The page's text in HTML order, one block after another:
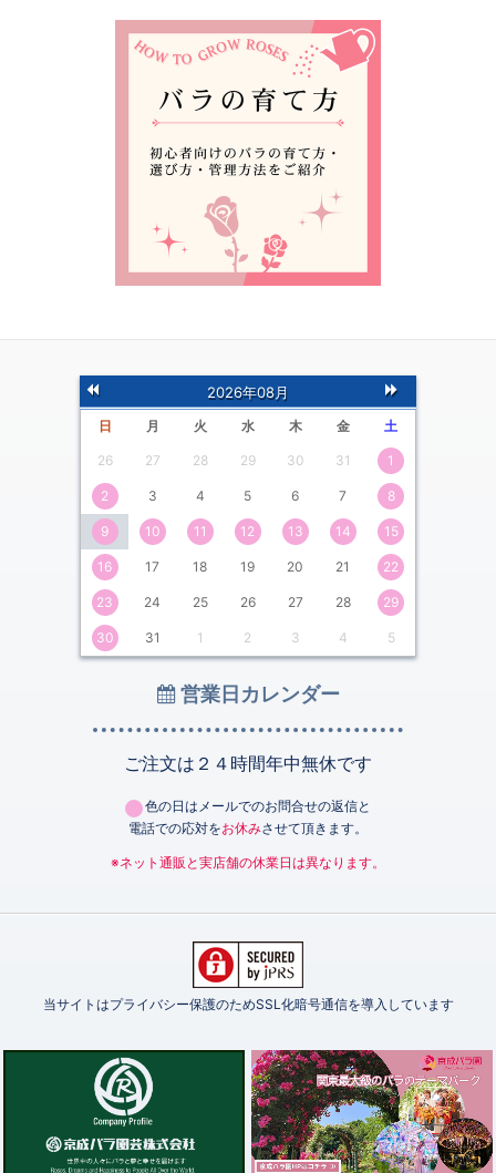
前
の月
次
の月
2026年08月
日 月 火 水 木 金 土
26 27 28 29 30 31 1
2 3 4 5 6 7 8
9 10 11 12 13 14 15
16 17 18 19 20 21 22
23 24 25 26 27 28 29
30 31 1 2 3 4 5
営業日カレンダー
ご注文は２４時間年中無休です
色の日はメールでのお問合せの返信と
電話での応対をお休みさせて頂きます。
※ネット通販と実店舗の休業日は異なります。
当サイトはプライバシー保護のためSSL化暗号通信を導入しています